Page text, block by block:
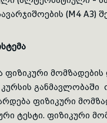
(M4 A3)
მომზადების
განმავლობაში
ფიზიკური
ტესტი. ფიზიკური